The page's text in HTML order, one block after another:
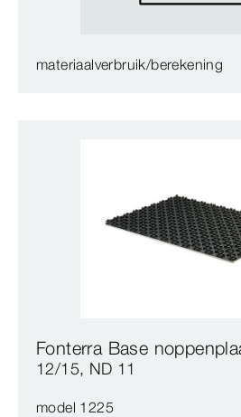
materiaalverbruik/berekening
Fonterra Base
12/15, ND 11
model 1225